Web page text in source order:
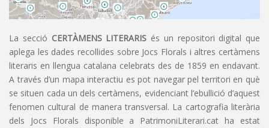
La secció CERTÀMENS LITERARIS és un repositori digital que
aplega les dades recollides sobre Jocs Florals i altres certàmens
literaris en llengua catalana celebrats des de 1859 en endavant.
A través d’un mapa interactiu es pot navegar pel territori en què
se situen cada un dels certàmens, evidenciant l’ebullició d’aquest
fenomen cultural de manera transversal. La cartografia literària
dels Jocs Florals disponible a PatrimoniLiterari.cat ha estat